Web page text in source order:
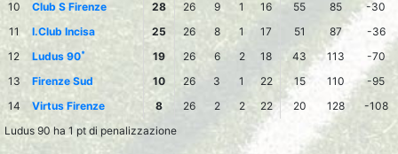
10
Club S Firenze 28 26 9 1 16 55 85
-30
11
I.Club Incisa 25 26 8 1 17 51 87
-36
12
Ludus 90* 19 26 6 2 18 43 113
-70
13
Firenze Sud 10 26 3 1 22 15 110
-95
14
Virtus Firenze 8 26 2 2 22 20 128
-108
Ludus 90 ha 1 pt di penalizzazione